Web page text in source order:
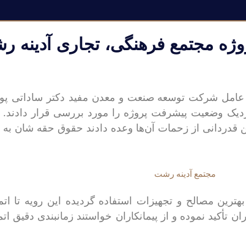
مجتمع فرهنگی، تجاری آدینه
عامل شرکت توسعه صنعت و معدن مفید دکتر ساداتی
از نزدیک وضعیت پیشرفت پروژه را مورد بررسی قرار دادند.
قدردانی از زحمات آن‌ها وعده دادند حقوق حقه شان
مصالح و تجهیزات استفاده گردیده این رویه تا
نموده و از پیمانکاران خواستند زمانبندی دقیق